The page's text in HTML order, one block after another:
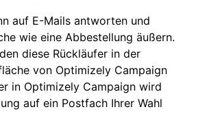
auf E-Mails antworten und
wie eine Abbestellung äußern.
diese Rückläufer in der
von Optimizely Campaign
in Optimizely Campaign wird
auf ein Postfach Ihrer Wahl